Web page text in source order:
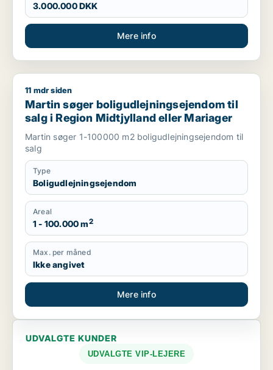
3.000.000 DKK
Mere info
Martin søger boligudlejningsejendom til salg i Region
11 mdr siden
Martin søger boligudlejningsejendom til
salg i Region Midtjylland eller Mariager
Martin søger 1-100000 m2 boligudlejningsejendom til
salg
Type
Boligudlejningsejendom
Areal
1 - 100.000 m2
Max. per måned
Ikke angivet
Mere info
UDVALGTE KUNDER
UDVALGTE VIP-LEJERE